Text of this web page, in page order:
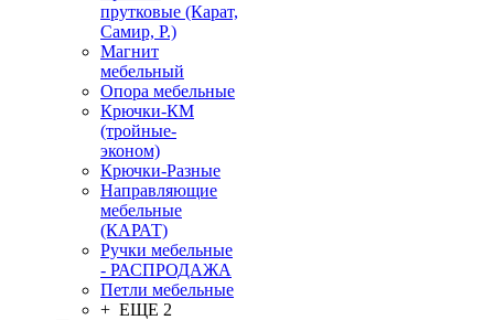
прутковые (Карат,
Самир, Р.)
Магнит
мебельный
Опора мебельные
Крючки-КМ
(тройные-
эконом)
Крючки-Разные
Направляющие
мебельные
(КАРАТ)
Ручки мебельные
- РАСПРОДАЖА
Петли мебельные
+ ЕЩЕ 2